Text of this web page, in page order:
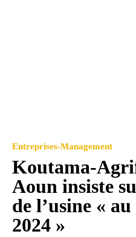
Entreprises-Management
Koutama-
Aoun insiste
de l’usine «
2024 »